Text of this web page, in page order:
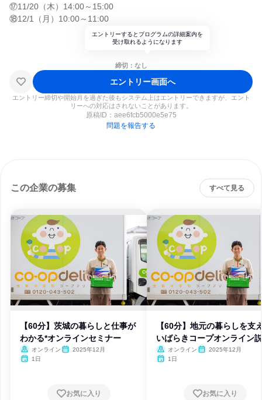
⑰11/20（木）14:00～15:00
⑱12/1（月）10:00～11:00
エントリーするとプログラムの詳細案内を
受け取れるようになります
締切：なし
エントリー画面へ
エントリー締切や開始月を過ぎた後もシステム上はエントリーできますが、エント
リーへの対応はされないことがあります。
原稿ID： aee6fcb5000e5e75
問題を報告する
この企業の募集 すべて見る
【60分】茨城の暮らしと仕事が
わかる*オンラインセミナー
オンライン
2025年12月
1日
お気に入り
【60分】地元の暮らしを支
いばらきコープオンライン
会
オンライン
2025年12月
1日
お気に入り